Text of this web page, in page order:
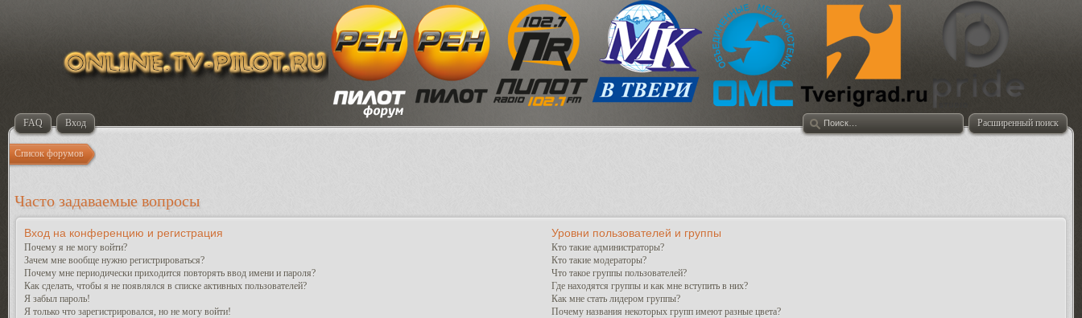
Расширенный поиск
FAQ Вход
Список форумов
Часто задаваемые вопросы
Вход на конференцию и регистрация
Почему я не могу войти?
Зачем мне вообще нужно регистрироваться?
Почему мне периодически приходится повторять ввод имени и пароля?
Как сделать, чтобы я не появлялся в списке активных пользователей?
Я забыл пароль!
Я только что зарегистрировался, но не могу войти!
Уровни пользователей и группы
Кто такие администраторы?
Кто такие модераторы?
Что такое группы пользователей?
Где находятся группы и как мне вступить в них?
Как мне стать лидером группы?
Почему названия некоторых групп имеют разные цвета?